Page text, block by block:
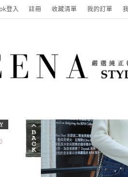
登入 註冊 收藏清單 我的訂單